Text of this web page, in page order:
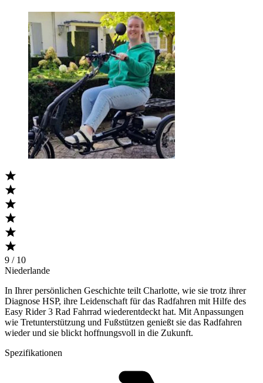
9 / 10
Niederlande
In Ihrer persönlichen Geschichte teilt Charlotte, wie sie trotz ihrer
Diagnose HSP, ihre Leidenschaft für das Radfahren mit Hilfe des
Easy Rider 3 Rad Fahrrad wiederentdeckt hat. Mit Anpassungen
wie Tretunterstützung und Fußstützen genießt sie das Radfahren
wieder und sie blickt hoffnungsvoll in die Zukunft.
Spezifikationen